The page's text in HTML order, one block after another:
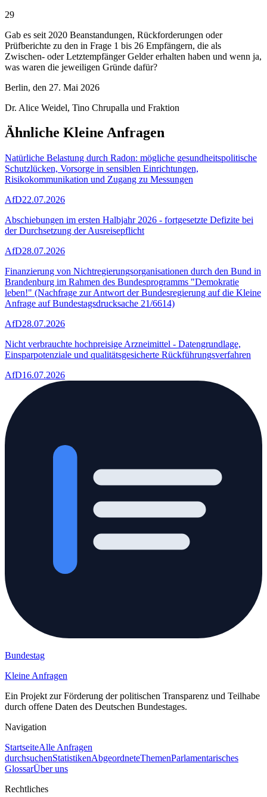
29
Gab es seit 2020 Beanstandungen, Rückforderungen oder
Prüfberichte zu den in Frage 1 bis 26 Empfängern, die als
Zwischen- oder Letztempfänger Gelder erhalten haben und wenn ja,
was waren die jeweiligen Gründe dafür?
Berlin, den 27. Mai 2026
Dr. Alice Weidel, Tino Chrupalla und Fraktion
Ähnliche Kleine Anfragen
Natürliche Belastung durch Radon: mögliche gesundheitspolitische
Schutzlücken, Vorsorge in sensiblen Einrichtungen,
Risikokommunikation und Zugang zu Messungen
AfD22.07.2026
Abschiebungen im ersten Halbjahr 2026 - fortgesetzte Defizite bei
der Durchsetzung der Ausreisepflicht
AfD28.07.2026
Finanzierung von Nichtregierungsorganisationen durch den Bund in
Brandenburg im Rahmen des Bundesprogramms "Demokratie
leben!" (Nachfrage zur Antwort der Bundesregierung auf die Kleine
Anfrage auf Bundestagsdrucksache 21/6614)
AfD28.07.2026
Nicht verbrauchte hochpreisige Arzneimittel - Datengrundlage,
Einsparpotenziale und qualitätsgesicherte Rückführungsverfahren
AfD16.07.2026
Bundestag
Kleine Anfragen
Ein Projekt zur Förderung der politischen Transparenz und Teilhabe
durch offene Daten des Deutschen Bundestages.
Navigation
StartseiteAlle Anfragen
durchsuchenStatistikenAbgeordneteThemenParlamentarisches
GlossarÜber uns
Rechtliches